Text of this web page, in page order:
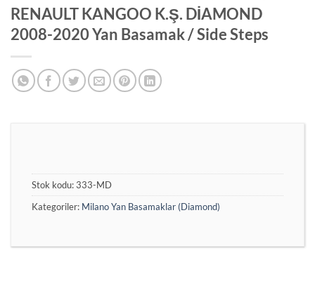
RENAULT KANGOO K.Ş. DİAMOND
2008-2020 Yan Basamak / Side Steps
Stok kodu:333-MD
Kategoriler: Milano Yan Basamaklar (Diamond)